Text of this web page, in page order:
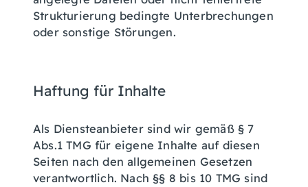
Strukturierung bedingte Unterbrechungen
oder sonstige Störungen.
Haftung für Inhalte
Als Diensteanbieter sind wir gemäß § 7
Abs.1 TMG für eigene Inhalte auf diesen
Seiten nach den allgemeinen Gesetzen
verantwortlich. Nach §§ 8 bis 10 TMG sind